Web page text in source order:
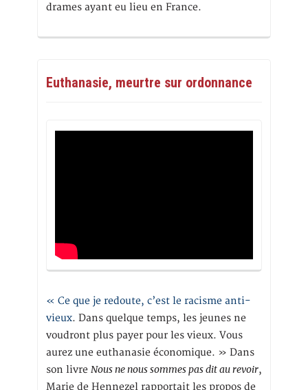
drames ayant eu lieu en France.
Euthanasie, meurtre sur ordonnance
« Ce que je redoute, c’est le racisme anti-
vieux. Dans quelque temps, les jeunes ne
voudront plus payer pour les vieux. Vous
aurez une euthanasie économique. » Dans
son livre Nous ne nous sommes pas dit au revoir,
Marie de Hennezel rapportait les propos de